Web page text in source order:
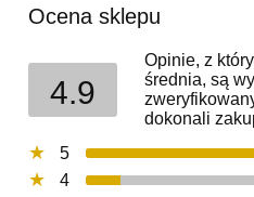
Ocena sklepu
4.9
Opinie, z
średnia, są
dokonali
5
4